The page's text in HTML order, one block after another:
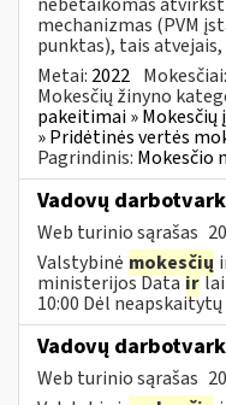
mechanizmas (PVM
punktas), tais
Metai: 2022 Mokesčiai:
Mokesčių žinyno
pakeitimai »
» Pridėtinės vertės
Pagrindinis: Mokesčio
Vadovų
Web turinio sąrašas
Valstybinė mokesčių
ministerijos Datair
10:00 Dėl
Vadovų
Web turinio sąrašas